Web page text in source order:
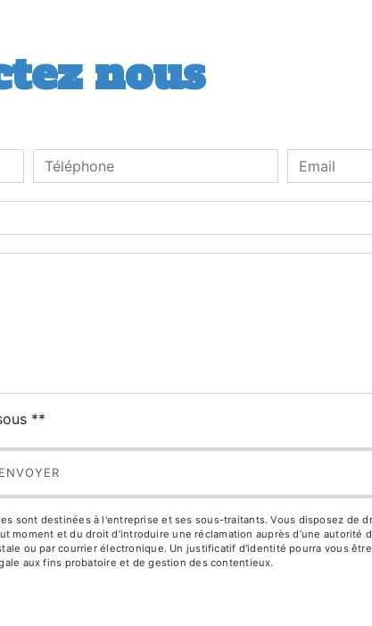
nous
**
ENVOYER
sont destinées à l'entreprise et ses sous-traitants. Vous disposez de
moment et du droit d’introduire une réclamation auprès d’une autorité
ou par courrier électronique. Un justificatif d'identité pourra vous
aux fins probatoire et de gestion des contentieux.